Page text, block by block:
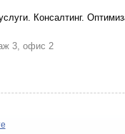
Консалтинг.
3, офис 2